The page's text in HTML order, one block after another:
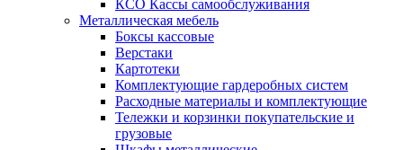
КСО Кассы самообслуживания
Металлическая мебель
Боксы кассовые
Верстаки
Картотеки
Комплектующие гардеробных систем
Расходные материалы и комплектующие
Тележки и корзинки покупательские и
грузовые